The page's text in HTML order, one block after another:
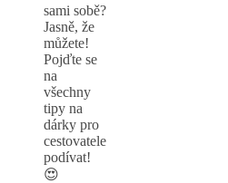
sami sobě?
Jasně, že
můžete!
Pojďte se
na
všechny
tipy na
dárky pro
cestovatele
podívat!
😍